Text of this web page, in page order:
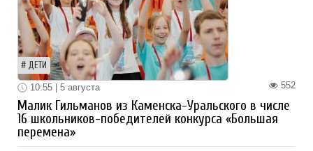
ДЕТИ
552
10:55 | 5 августа
Малик Гильманов из Каменска-Уральского в числе
16 школьников-победителей конкурса «Большая
перемена»